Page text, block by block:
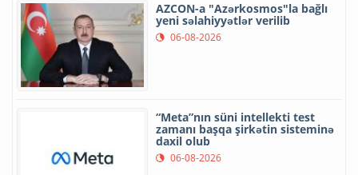
AZCON-a "Azərkosmos"la bağlı
yeni səlahiyyətlər verilib
06-08-2026
“Meta”nın süni intellekti test
zamanı başqa şirkətin sisteminə
daxil olub
06-08-2026